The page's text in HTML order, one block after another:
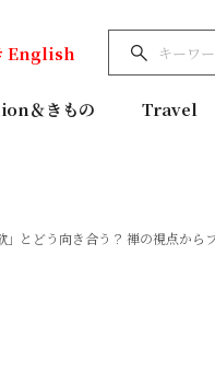
English
＆きもの Travel
欲」とどう向き合う？ 禅の視点か